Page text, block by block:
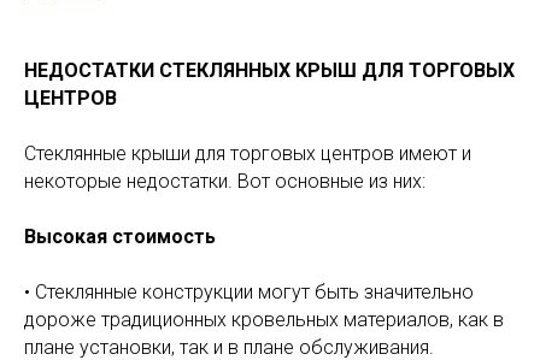
НЕДОСТАТКИ СТЕКЛЯННЫХ КРЫШ ДЛЯ ТОРГОВЫХ
ЦЕНТРОВ
Стеклянные крыши для торговых центров имеют и
некоторые недостатки. Вот основные из них:
Высокая стоимость
• Стеклянные конструкции могут быть значительно
дороже традиционных кровельных материалов, как в
плане установки, так и в плане обслуживания.